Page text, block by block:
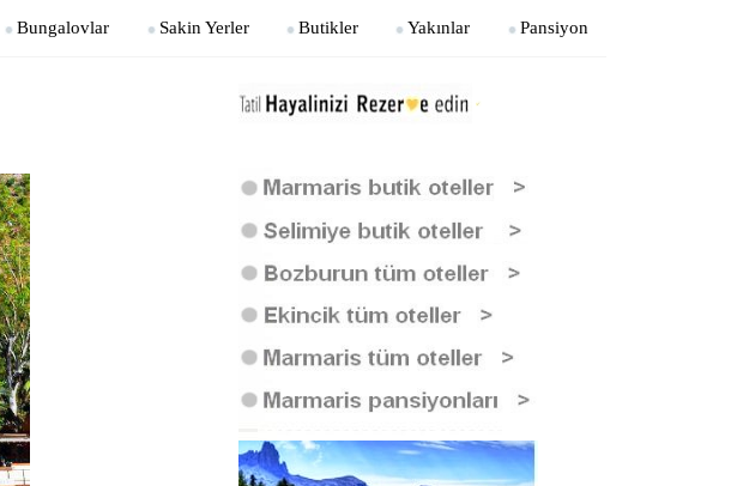
Bungalovlar Sakin Yerler Butikler Yakınlar Pansiyon